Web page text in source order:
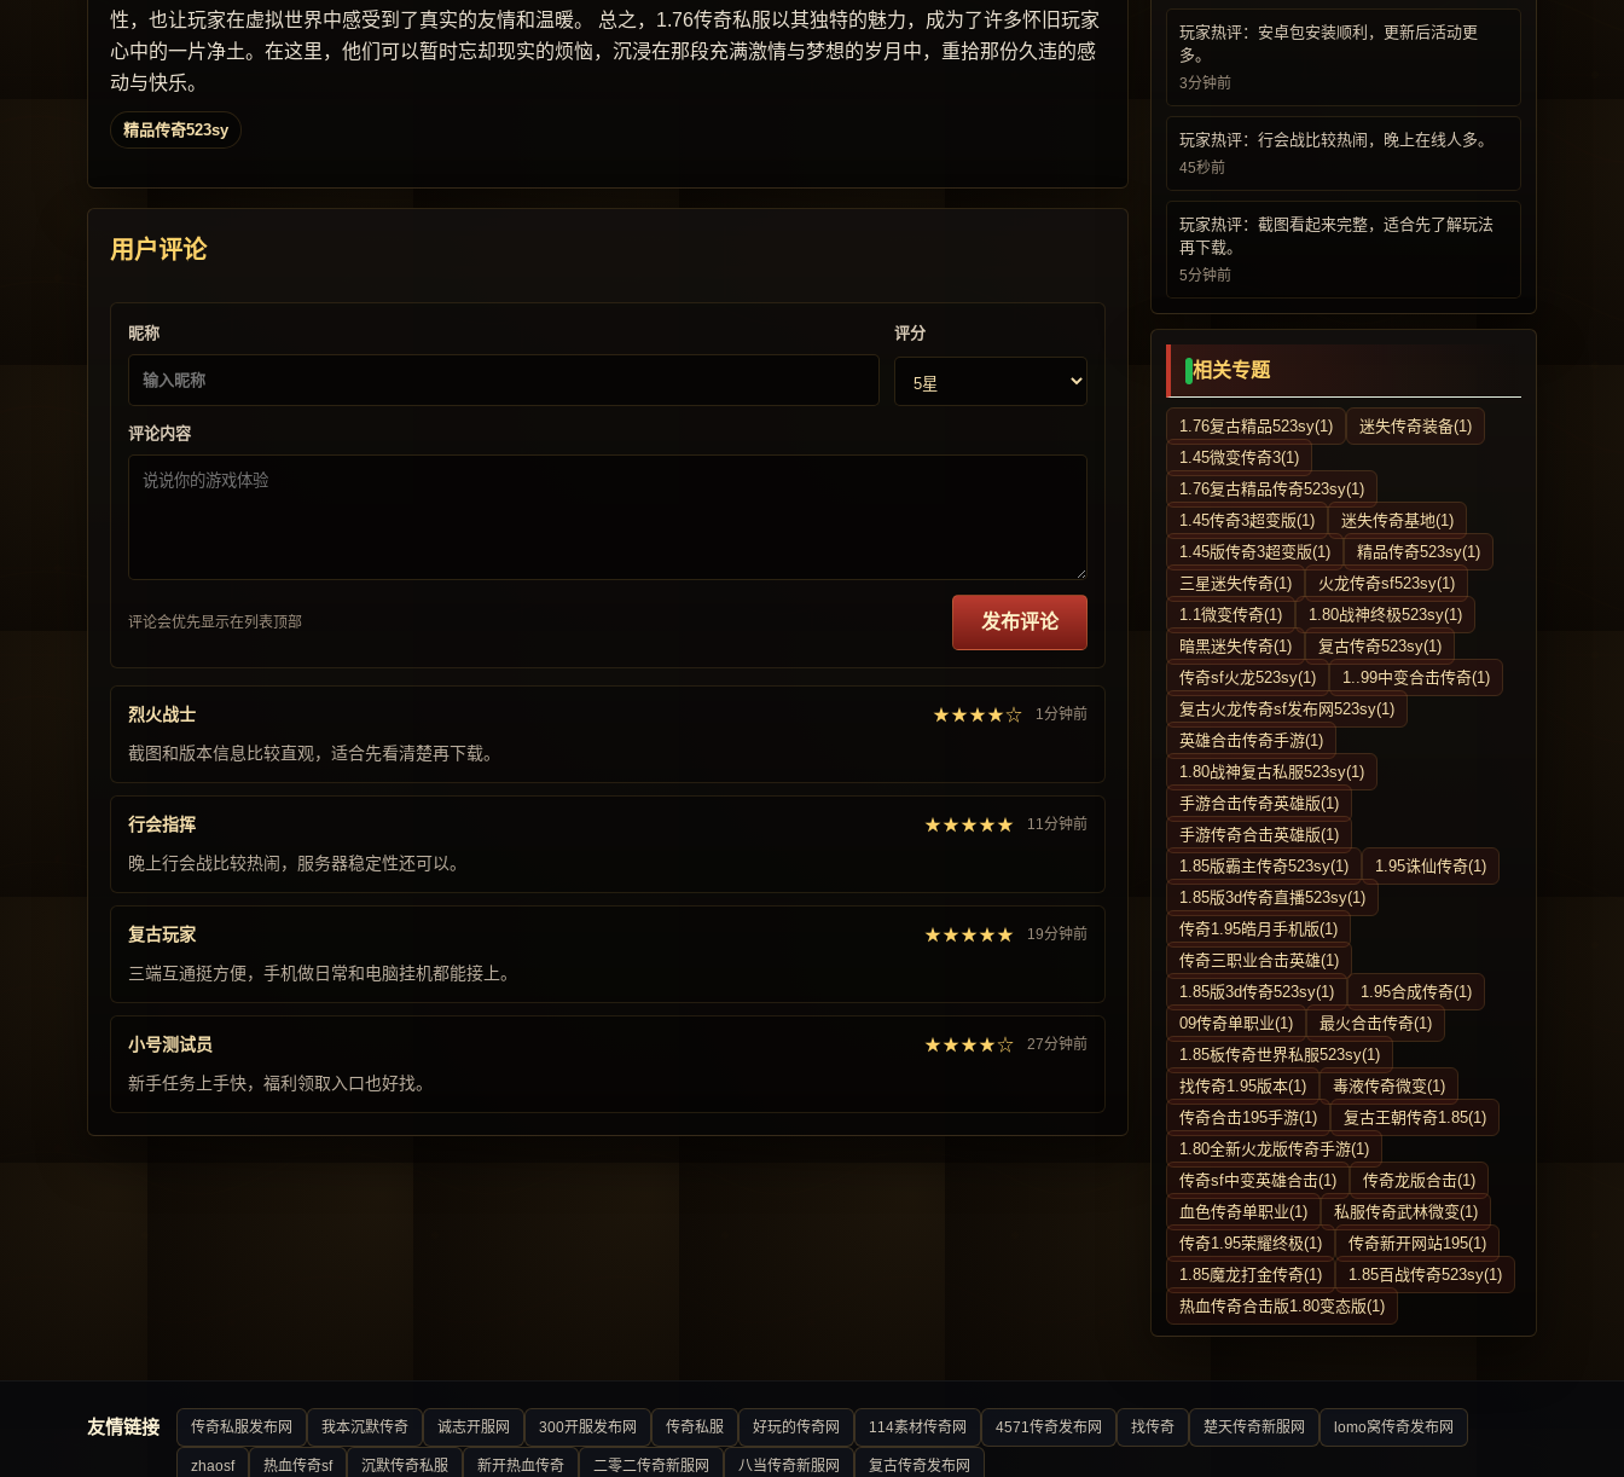
性，也让玩家在虚拟世界中感受到了真实的友情和温暖。 总之，1.76传奇私服以其独特的魅力，成为了许多怀旧玩家
心中的一片净土。在这里，他们可以暂时忘却现实的烦恼，沉浸在那段充满激情与梦想的岁月中，重拾那份久违的感
动与快乐。
精品传奇523sy
用户评论
昵称 评分
评论内容
评论会优先显示在列表顶部 发布评论
烈火战士 ★★★★☆ 1分钟前
截图和版本信息比较直观，适合先看清楚再下载。
行会指挥 ★★★★★ 11分钟前
晚上行会战比较热闹，服务器稳定性还可以。
复古玩家 ★★★★★ 19分钟前
三端互通挺方便，手机做日常和电脑挂机都能接上。
小号测试员 ★★★★☆ 27分钟前
新手任务上手快，福利领取入口也好找。
玩家热评：安卓包安装顺利，更新后活动更
多。
3分钟前
玩家热评：行会战比较热闹，晚上在线人多。
45秒前
玩家热评：截图看起来完整，适合先了解玩法
再下载。
5分钟前
相关专题
1.76复古精品523sy(1)
迷失传奇装备(1)
1.45微变传奇3(1)
1.76复古精品传奇523sy(1)
1.45传奇3超变版(1)
迷失传奇基地(1)
1.45版传奇3超变版(1)
精品传奇523sy(1)
三星迷失传奇(1)
火龙传奇sf523sy(1)
1.1微变传奇(1)
1.80战神终极523sy(1)
暗黑迷失传奇(1)
复古传奇523sy(1)
传奇sf火龙523sy(1)
1..99中变合击传奇(1)
复古火龙传奇sf发布网523sy(1)
英雄合击传奇手游(1)
1.80战神复古私服523sy(1)
手游合击传奇英雄版(1)
手游传奇合击英雄版(1)
1.85版霸主传奇523sy(1)
1.95诛仙传奇(1)
1.85版3d传奇直播523sy(1)
传奇1.95皓月手机版(1)
传奇三职业合击英雄(1)
1.85版3d传奇523sy(1)
1.95合成传奇(1)
09传奇单职业(1)
最火合击传奇(1)
1.85板传奇世界私服523sy(1)
找传奇1.95版本(1)
毒液传奇微变(1)
传奇合击195手游(1)
复古王朝传奇1.85(1)
1.80全新火龙版传奇手游(1)
传奇sf中变英雄合击(1)
传奇龙版合击(1)
血色传奇单职业(1)
私服传奇武林微变(1)
传奇1.95荣耀终极(1)
传奇新开网站195(1)
1.85魔龙打金传奇(1)
1.85百战传奇523sy(1)
热血传奇合击版1.80变态版(1)
友情链接 传奇私服发布网 我本沉默传奇 诚志开服网 300开服发布网 传奇私服 好玩的传奇网 114素材传奇网 4571传奇发布网 找传奇 楚天传奇新服网 lomo窝传奇发布网
zhaosf 热血传奇sf 沉默传奇私服 新开热血传奇 二零二传奇新服网 八当传奇新服网 复古传奇发布网